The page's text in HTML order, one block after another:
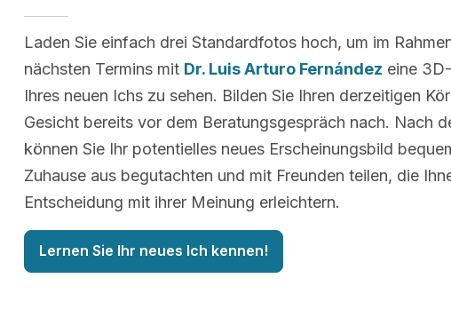
Laden Sie einfach drei Standardfotos hoch, um im
nächsten Termins mit Dr. Luis Arturo Fernández eine
Ihres neuen Ichs zu sehen. Bilden Sie Ihren derzeitigen
Gesicht bereits vor dem Beratungsgespräch nach. Nach
können Sie Ihr potentielles neues Erscheinungsbild
Zuhause aus begutachten und mit Freunden teilen, die
Entscheidung mit ihrer Meinung erleichtern.
Lernen Sie Ihr neues Ich kennen!